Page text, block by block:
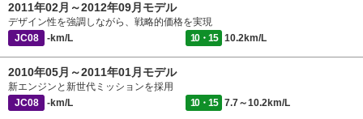
2011年02月～2012年09月モデル
デザイン性を強調しながら、戦略的価格を実現
JC08
-km/L 10・15 10.2km/L
2010年05月～2011年01月モデル
新エンジンと新世代ミッションを採用
JC08
-km/L 10・15 7.7～10.2km/L